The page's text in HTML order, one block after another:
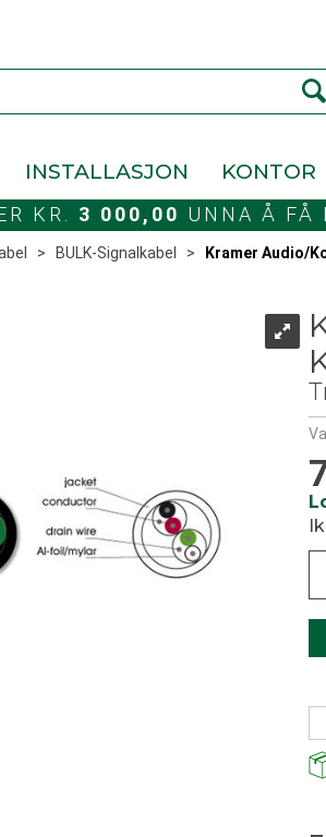
INSTALLASJON KONTOR
KR. 3 000,00 UNNA Å FÅ
> BULK-Signalkabel > Kramer Audio/